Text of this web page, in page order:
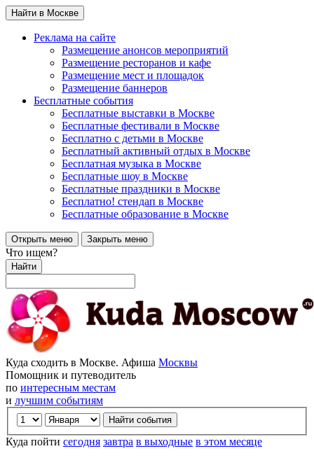
Найти в Москве
Реклама на сайте
Размещение анонсов мероприятий
Размещение ресторанов и кафе
Размещение мест и площадок
Размещение баннеров
Бесплатные события
Бесплатные выставки в Москве
Бесплатные фестивали в Москве
Бесплатно с детьми в Москве
Бесплатный активный отдых в Москве
Бесплатная музыка в Москве
Бесплатные шоу в Москве
Бесплатные праздники в Москве
Бесплатно! стендап в Москве
Бесплатные образование в Москве
Открыть меню Закрыть меню
Что ищем?
Найти
Куда сходить в Москве. Афиша Москвы
Помощник и путеводитель
по интересным местам
и лучшим событиям
Куда пойти сегодня завтра в выходные в этом месяце